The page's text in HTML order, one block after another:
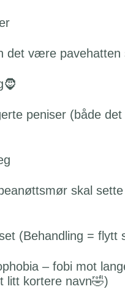
det være
peniser (både
skal
(Behandling = flytt
– fobi mot
litt kortere navn🤣)